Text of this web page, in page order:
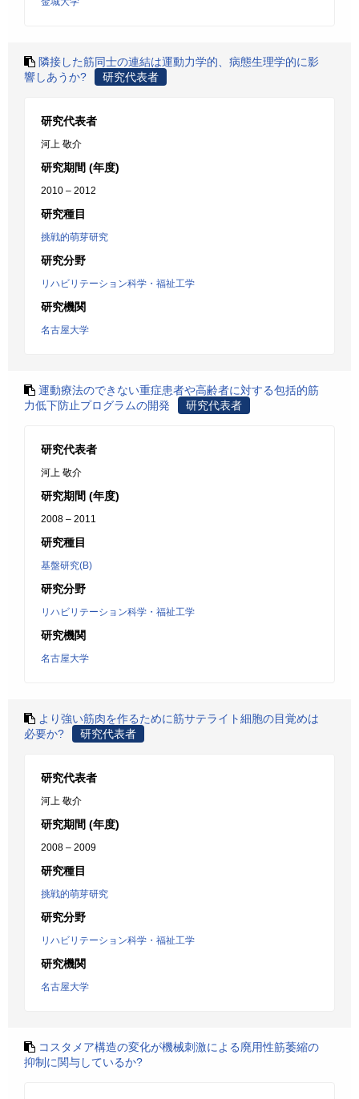
隣接した筋同士の連結は運動力学的、病態生理学的に影
響しあうか?
研究代表者
研究代表者
河上 敬介
研究期間 (年度)
2010 – 2012
研究種目
挑戦的萌芽研究
研究分野
リハビリテーション科学・福祉工学
研究機関
名古屋大学
運動療法のできない重症患者や高齢者に対する包括的筋
力低下防止プログラムの開発
研究代表者
研究代表者
河上 敬介
研究期間 (年度)
2008 – 2011
研究種目
基盤研究(B)
研究分野
リハビリテーション科学・福祉工学
研究機関
名古屋大学
より強い筋肉を作るために筋サテライト細胞の目覚めは
必要か?
研究代表者
研究代表者
河上 敬介
研究期間 (年度)
2008 – 2009
研究種目
挑戦的萌芽研究
研究分野
リハビリテーション科学・福祉工学
研究機関
名古屋大学
コスタメア構造の変化が機械刺激による廃用性筋萎縮の
抑制に関与しているか?